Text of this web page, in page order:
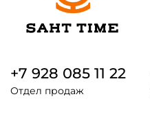
+7 928 085 11 22
Отдел продаж